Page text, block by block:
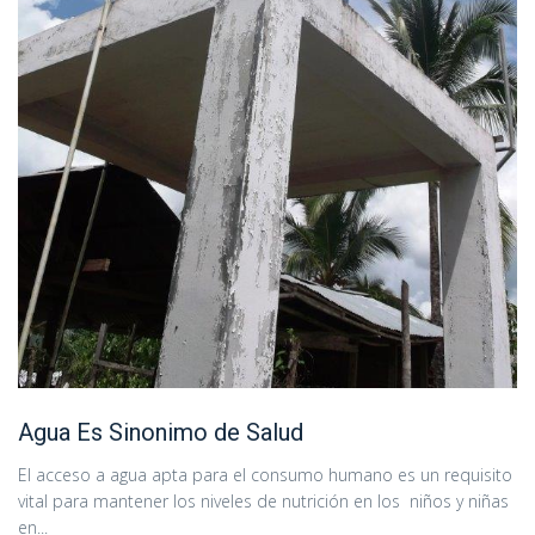
Agua Es Sinonimo de Salud
El acceso a agua apta para el consumo humano es un requisito
vital para mantener los niveles de nutrición en los niños y niñas
en...